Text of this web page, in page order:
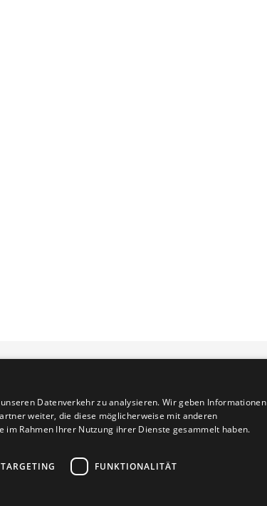
Login für Abteilungen
Datenverkehr zu analysieren. Wir geben Informationen
weiter, die diese möglicherweise mit anderen
Rahmen Ihrer Nutzung ihrer Dienste gesammelt haben.
TARGETING FUNKTIONALITÄT